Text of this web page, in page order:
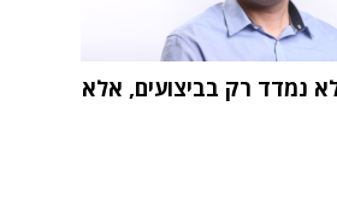
נמדד רק בביצועים, אלא